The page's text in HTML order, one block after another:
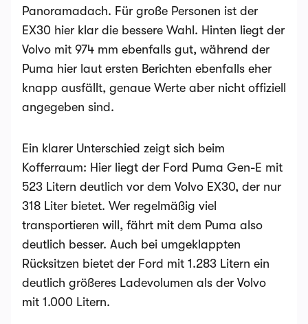
Panoramadach. Für große Personen ist der
EX30 hier klar die bessere Wahl. Hinten liegt der
Volvo mit 974 mm ebenfalls gut, während der
Puma hier laut ersten Berichten ebenfalls eher
knapp ausfällt, genaue Werte aber nicht offiziell
angegeben sind.
Ein klarer Unterschied zeigt sich beim
Kofferraum: Hier liegt der Ford Puma Gen-E mit
523 Litern deutlich vor dem Volvo EX30, der nur
318 Liter bietet. Wer regelmäßig viel
transportieren will, fährt mit dem Puma also
deutlich besser. Auch bei umgeklappten
Rücksitzen bietet der Ford mit 1.283 Litern ein
deutlich größeres Ladevolumen als der Volvo
mit 1.000 Litern.